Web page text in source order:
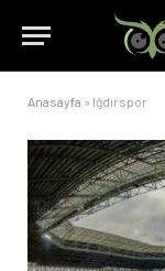
Anasayfa » Iğdırspor